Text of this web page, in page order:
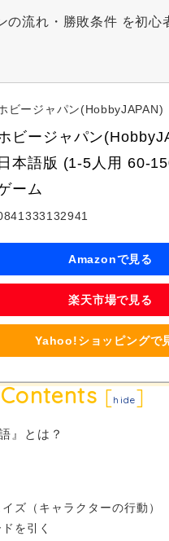
の流れ・勝敗条件 を初心
ビージャパン(HobbyJAPAN)
ビージャパン
日本語版 (1-5人用 60-
ーム
Amazonで見る
楽天市場で見る
Yahoo!ショッピングで
Contents [hide]
』とは？
ズ（キャラクターの行動）
を引く